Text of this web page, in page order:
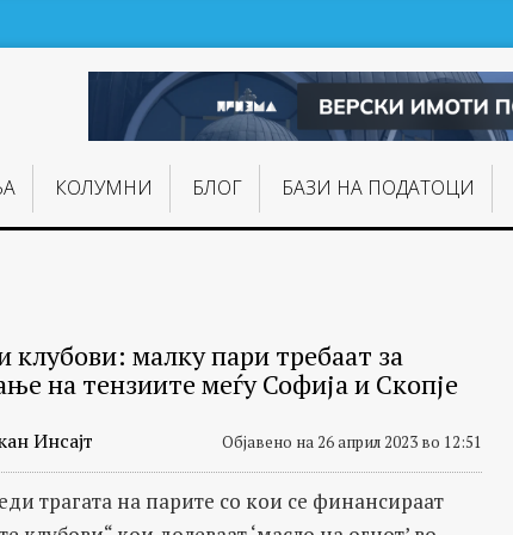
КОЛУМНИ БЛОГ БАЗИ НА ПОДАТОЦИ
клубови: малку пари требаат за
на тензиите меѓу Софија и Скопје
Инсајт Објавено на 26 април 2023 во 12:51
трагата на парите со кои се финансираат